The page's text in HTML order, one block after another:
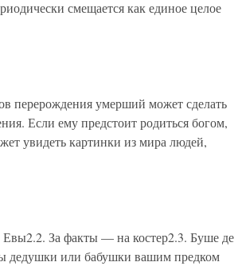
смещается как единое целое
перерождения умерший может сделать
Если ему предстоит родиться богом,
увидеть картинки из мира людей,
За факты — на костер2.3. Буше де
дедушки или бабушки вашим предком